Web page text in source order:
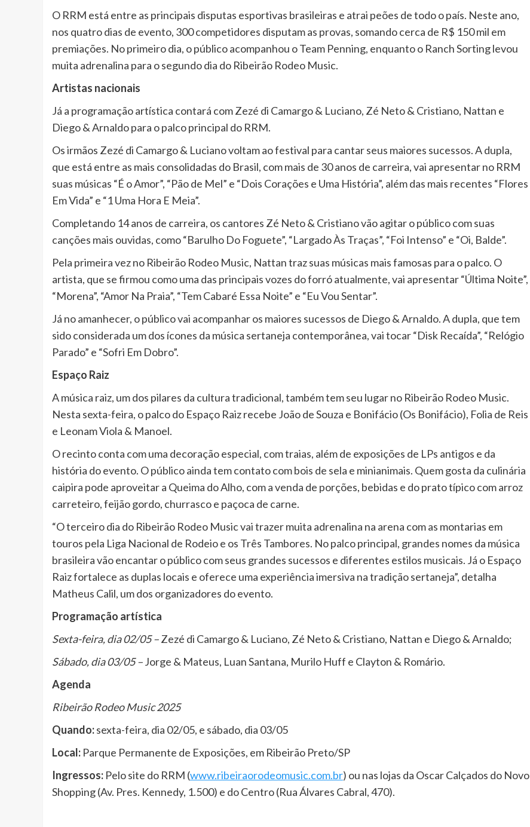
O RRM está entre as principais disputas esportivas brasileiras e atrai peões de todo o país. Neste ano,
nos quatro dias de evento, 300 competidores disputam as provas, somando cerca de R$ 150 mil em
premiações. No primeiro dia, o público acompanhou o Team Penning, enquanto o Ranch Sorting levou
muita adrenalina para o segundo dia do Ribeirão Rodeo Music.
Artistas nacionais
Já a programação artística contará com Zezé di Camargo & Luciano, Zé Neto & Cristiano, Nattan e
Diego & Arnaldo para o palco principal do RRM.
Os irmãos Zezé di Camargo & Luciano voltam ao festival para cantar seus maiores sucessos. A dupla,
que está entre as mais consolidadas do Brasil, com mais de 30 anos de carreira, vai apresentar no RRM
suas músicas “É o Amor”, “Pão de Mel” e “Dois Corações e Uma História”, além das mais recentes “Flores
Em Vida” e “1 Uma Hora E Meia”.
Completando 14 anos de carreira, os cantores Zé Neto & Cristiano vão agitar o público com suas
canções mais ouvidas, como “Barulho Do Foguete”, “Largado Às Traças”, “Foi Intenso” e “Oi, Balde”.
Pela primeira vez no Ribeirão Rodeo Music, Nattan traz suas músicas mais famosas para o palco. O
artista, que se firmou como uma das principais vozes do forró atualmente, vai apresentar “Última Noite”,
“Morena”, “Amor Na Praia”, “Tem Cabaré Essa Noite” e “Eu Vou Sentar”.
Já no amanhecer, o público vai acompanhar os maiores sucessos de Diego & Arnaldo. A dupla, que tem
sido considerada um dos ícones da música sertaneja contemporânea, vai tocar “Disk Recaída”, “Relógio
Parado” e “Sofri Em Dobro”.
Espaço Raiz
A música raiz, um dos pilares da cultura tradicional, também tem seu lugar no Ribeirão Rodeo Music.
Nesta sexta-feira, o palco do Espaço Raiz recebe João de Souza e Bonifácio (Os Bonifácio), Folia de Reis
e Leonam Viola & Manoel.
O recinto conta com uma decoração especial, com traias, além de exposições de LPs antigos e da
história do evento. O público ainda tem contato com bois de sela e minianimais. Quem gosta da culinária
caipira pode aproveitar a Queima do Alho, com a venda de porções, bebidas e do prato típico com arroz
carreteiro, feijão gordo, churrasco e paçoca de carne.
“O terceiro dia do Ribeirão Rodeo Music vai trazer muita adrenalina na arena com as montarias em
touros pela Liga Nacional de Rodeio e os Três Tambores. No palco principal, grandes nomes da música
brasileira vão encantar o público com seus grandes sucessos e diferentes estilos musicais. Já o Espaço
Raiz fortalece as duplas locais e oferece uma experiência imersiva na tradição sertaneja”, detalha
Matheus Calil, um dos organizadores do evento.
Programação artística
Sexta-feira, dia 02/05 –Zezé di Camargo & Luciano, Zé Neto & Cristiano, Nattan e Diego & Arnaldo;
Sábado, dia 03/05 –Jorge & Mateus, Luan Santana, Murilo Huff e Clayton & Romário.
Agenda
Ribeirão Rodeo Music 2025
Quando:sexta-feira, dia 02/05, e sábado, dia 03/05
Local: Parque Permanente de Exposições, em Ribeirão Preto/SP
Ingressos: Pelo site do RRM (www.ribeiraorodeomusic.com.br) ou nas lojas da Oscar Calçados do Novo
Shopping (Av. Pres. Kennedy, 1.500) e do Centro (Rua Álvares Cabral, 470).